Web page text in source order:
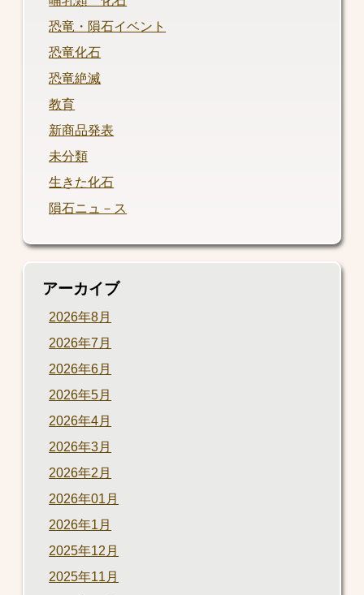
恐竜・隕石イベント
恐竜化石
恐竜絶滅
教育
新商品発表
未分類
生きた化石
隕石ニュ－ス
アーカイブ
2026年8月
2026年7月
2026年6月
2026年5月
2026年4月
2026年3月
2026年2月
2026年01月
2026年1月
2025年12月
2025年11月